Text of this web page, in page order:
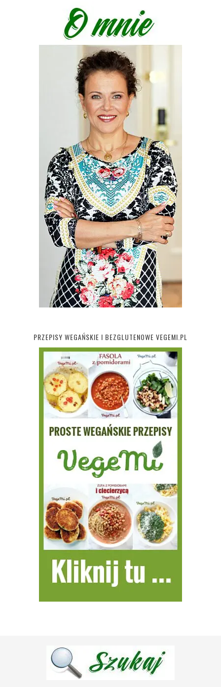
PRZEPISY WEGAŃSKIE I BEZGLUTENOWE VEGEMI.PL